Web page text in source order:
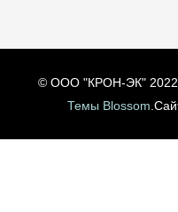
© ООО "КРОН-ЭК" 2022
Темы Blossom